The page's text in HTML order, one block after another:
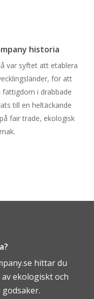
historia
var syftet att etablera
för att
fattigdom i drabbade
till en heltäckande
fair trade, ekologisk
hittar du
ekologiskt och